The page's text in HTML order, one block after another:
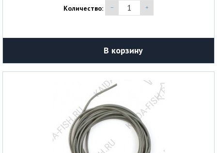
Количество:
В корзину